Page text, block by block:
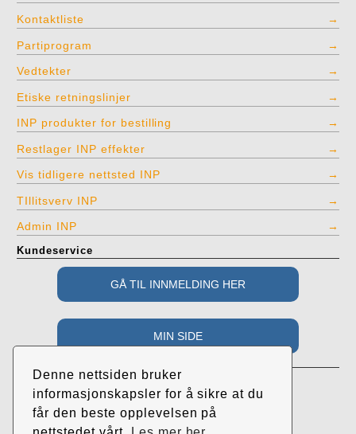
Denne nettsiden bruker
informasjonskapsler for å sikre at du
får den beste opplevelsen på
Kontaktliste
Partiprogram
Vedtekter
Etiske retningslinjer
INP produkter for bestilling
Restlager INP effekter
Vis tidligere nettsted INP
TIllitsverv INP
Admin INP
Kundeservice
c/o Roar Randeberg
Øvrehusvegen 38